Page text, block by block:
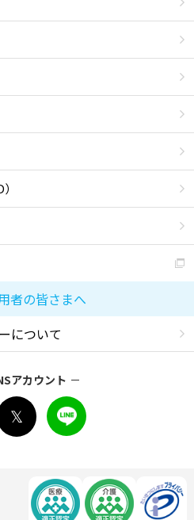
者の皆さまへ
について
アカウント